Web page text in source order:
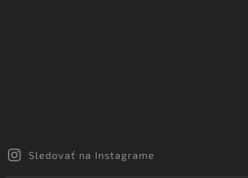
Sledovať na Instagrame